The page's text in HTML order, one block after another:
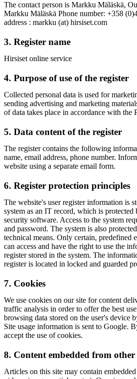
The contact person is Markku Mäläskä,
Markku Mäläskä Phone number: +358
address : markku (at) hirsiset.com
3. Register name
Hirsiset online service
4. Purpose of use of the register
Collected personal data is used for
sending advertising and marketing
of data takes place in accordance with the
5. Data content of the register
The register contains the following
name, email address, phone number.
website using a separate email form.
6. Register protection principles
The website's user register information is
system as an IT record, which is protected
security software. Access to the system
and password. The system is also
technical means. Only certain, predefined
can access and have the right to use the
register stored in the system. The
register is located in locked and guarded
7. Cookies
We use cookies on our site for content
traffic analysis in order to offer the best
browsing data stored on the user's device
Site usage information is sent to Google.
accept the use of cookies.
8. Content embedded from other
Articles on this site may contain